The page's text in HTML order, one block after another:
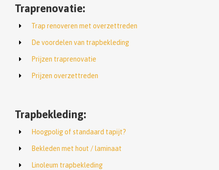
Traprenovatie:
Trap renoveren met overzettreden
De voordelen van trapbekleding
Prijzen traprenovatie
Prijzen overzettreden
Trapbekleding:
Hoogpolig of standaard tapijt?
Bekleden met hout / laminaat
Linoleum trapbekleding